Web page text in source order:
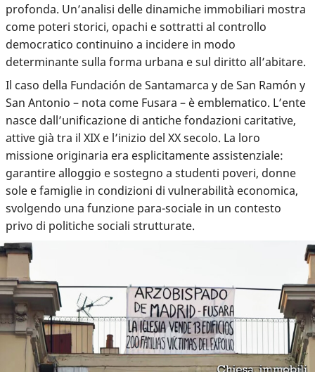
profonda. Un’analisi delle dinamiche immobiliari mostra
come poteri storici, opachi e sottratti al controllo
democratico continuino a incidere in modo
determinante sulla forma urbana e sul diritto all’abitare.
Il caso della Fundación de Santamarca y de San Ramón y
San Antonio – nota come Fusara – è emblematico. L’ente
nasce dall’unificazione di antiche fondazioni caritative,
attive già tra il XIX e l’inizio del XX secolo. La loro
missione originaria era esplicitamente assistenziale:
garantire alloggio e sostegno a studenti poveri, donne
sole e famiglie in condizioni di vulnerabilità economica,
svolgendo una funzione para-sociale in un contesto
privo di politiche sociali strutturate.